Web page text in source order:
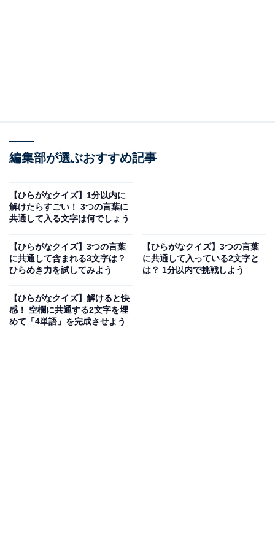
□□いけん
次ページ
編集部が選ぶおすすめ記事
【ひらがなクイズ】1分以内に
解けたらすごい！ 3つの言葉に
共通して入る文字は何でしょう
【ひらがなクイズ】3つの言葉
に共通して含まれる3文字は？
ひらめき力を試してみよう
【ひらがなクイズ】3つの言葉
に共通して入っている2文字と
は？ 1分以内で挑戦しよう
【ひらがなクイズ】解けると快
感！ 空欄に共通する2文字を埋
めて「4単語」を完成させよう